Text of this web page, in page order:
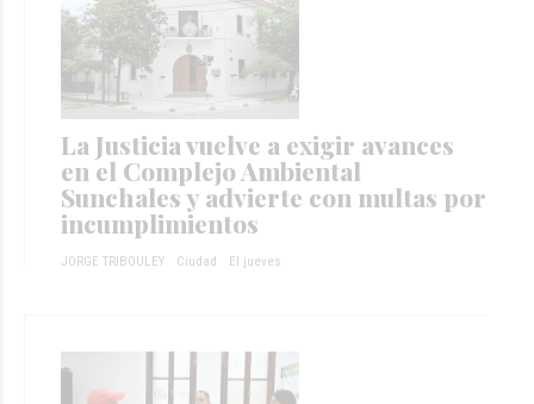
La Justicia vuelve a exigir avances
en el Complejo Ambiental
Sunchales y advierte con multas por
incumplimientos
JORGE TRIBOULEY Ciudad El jueves